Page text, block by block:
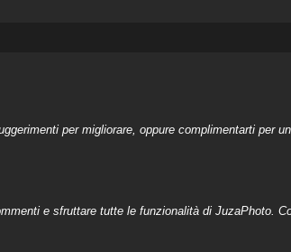
per migliorare, oppure complimentarti per
e sfruttare tutte le funzionalità di JuzaPhoto.